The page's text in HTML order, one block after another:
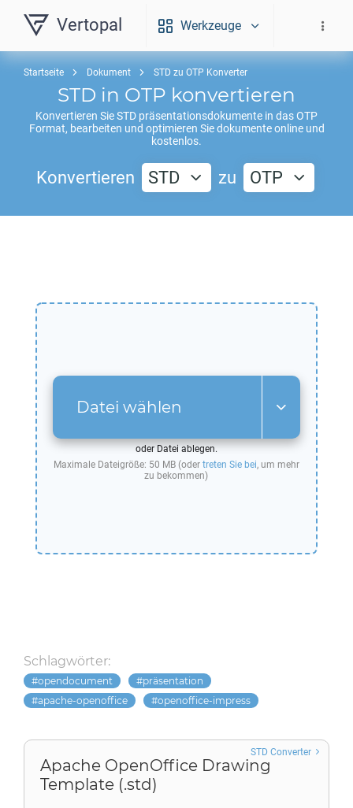
Vertopal Werkzeuge
Startseite Dokument STD zu OTP Konverter
STD in OTP konvertieren
Konvertieren SieSTD präsentationsdokumente in dasOTP
Format, bearbeiten und optimieren Sie dokumente online und
kostenlos.
Konvertieren STD zu OTP
Datei wählen
oder Datei ablegen.
Maximale Dateigröße: 50 MB (oder treten Sie bei, um mehr
zu bekommen)
Schlagwörter:
opendocument
präsentation
apache-openoffice
openoffice-impress
Apache OpenOffice Drawing
Template (.std)
STD Converter